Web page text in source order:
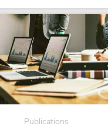
Publications